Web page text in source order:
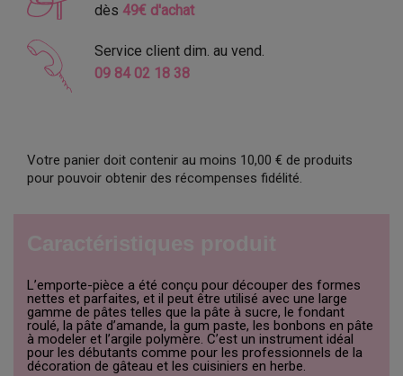
dès 49€ d'achat
Service client dim. au vend.
09 84 02 18 38
Votre panier doit contenir au moins 10,00 € de produits
pour pouvoir obtenir des récompenses fidélité.
L’emporte-pièce a été conçu pour découper des formes
nettes et parfaites, et il peut être utilisé avec une large
gamme de pâtes telles que la pâte à sucre, le fondant
roulé, la pâte d’amande, la gum paste, les bonbons en pâte
à modeler et l’argile polymère. C’est un instrument idéal
pour les débutants comme pour les professionnels de la
décoration de gâteau et les cuisiniers en herbe.